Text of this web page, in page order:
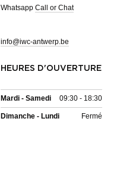
Whatsapp Call or Chat
info@iwc-antwerp.be
HEURES D'OUVERTURE
Mardi - Samedi 09:30 - 18:30
Dimanche - Lundi Fermé